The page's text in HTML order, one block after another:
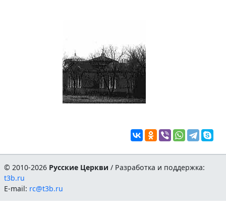
© 2010-2026 Русские Церкви / Разработка и поддержка:
t3b.ru
E-mail: rc@t3b.ru